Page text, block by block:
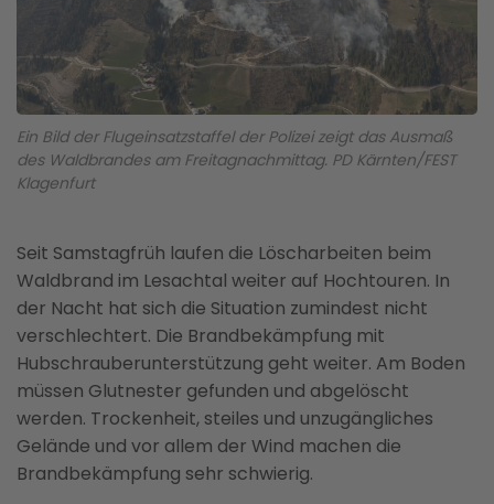
Ein Bild der Flugeinsatzstaffel der Polizei zeigt das Ausmaß
des Waldbrandes am Freitagnachmittag. PD Kärnten/FEST
Klagenfurt
Seit Samstagfrüh laufen die Löscharbeiten beim
Waldbrand im Lesachtal weiter auf Hochtouren. In
der Nacht hat sich die Situation zumindest nicht
verschlechtert. Die Brandbekämpfung mit
Hubschrauberunterstützung geht weiter. Am Boden
müssen Glutnester gefunden und abgelöscht
werden. Trockenheit, steiles und unzugängliches
Gelände und vor allem der Wind machen die
Brandbekämpfung sehr schwierig.